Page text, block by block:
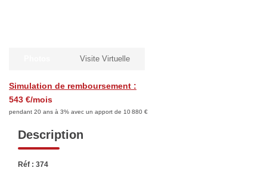
Louer Avec Okey
Dossier De Candidature
Simulation de remboursement :
543 €/mois
pendant 20 ans à 3% avec un apport de 10 880 €
Visite Virtuelle
Description
Réf : 374